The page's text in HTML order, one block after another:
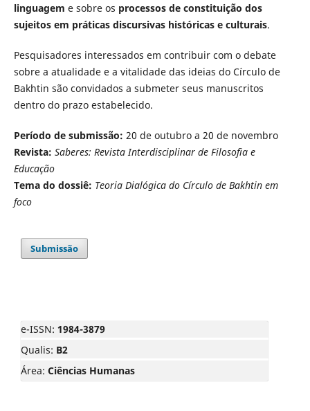
linguagem e sobre os processos de constituição dos
sujeitos em práticas discursivas históricas e culturais.
Pesquisadores interessados em contribuir com o debate
sobre a atualidade e a vitalidade das ideias do Círculo de
Bakhtin são convidados a submeter seus manuscritos
dentro do prazo estabelecido.
Período de submissão: 20 de outubro a 20 de novembro
Revista: Saberes: Revista Interdisciplinar de Filosofia e
Educação
Tema do dossiê: Teoria Dialógica do Círculo de Bakhtin em
foco
Submissão
e-ISSN: 1984-3879
Qualis: B2
Área: Ciências Humanas